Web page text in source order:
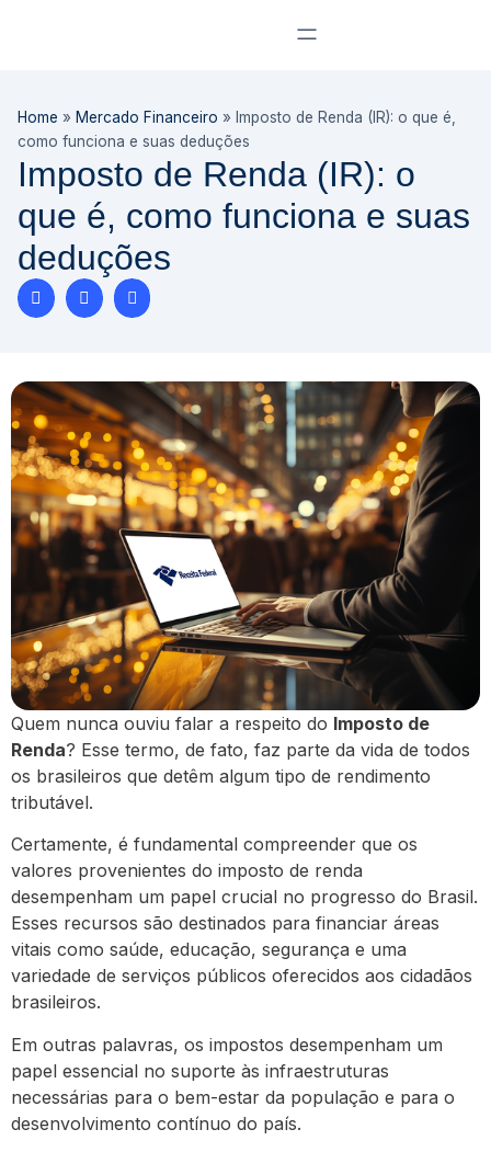
Home » Mercado Financeiro » Imposto de Renda (IR): o que é,
como funciona e suas deduções
Imposto de Renda (IR): o
que é, como funciona e suas
deduções
Quem nunca ouviu falar a respeito do Imposto de
Renda? Esse termo, de fato, faz parte da vida de todos
os brasileiros que detêm algum tipo de rendimento
tributável.
Certamente, é fundamental compreender que os
valores provenientes do imposto de renda
desempenham um papel crucial no progresso do Brasil.
Esses recursos são destinados para financiar áreas
vitais como saúde, educação, segurança e uma
variedade de serviços públicos oferecidos aos cidadãos
brasileiros.
Em outras palavras, os impostos desempenham um
papel essencial no suporte às infraestruturas
necessárias para o bem-estar da população e para o
desenvolvimento contínuo do país.